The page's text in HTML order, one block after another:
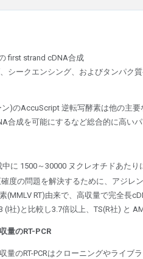
first strand cDNA合成
シークエンシング、およびタンパク
)のAccuScript 逆転写酵素は他の主
合成を可能にするなど総合的に高い
に 1500～30000 ヌクレオチドあた
度の問題を解決するために、アジレ
(MMLV RT)由来で、高収量で完全長
(I社)と比較し3.7倍以上、TS(R社) と
量のRT-PCR
量のRT-PCRはクローニングやライ